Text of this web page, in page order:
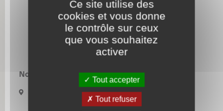
Nouvel habitant
Nouvelle activité
Numérique
Organisation d’événement
Nous contacter :
34 rue Principale
27790 Rosay-sur-Lieure
Ce site utilise des
cookies et vous donne
le contrôle sur ceux
que vous souhaitez
activer
Tout accepter
Tout refuser